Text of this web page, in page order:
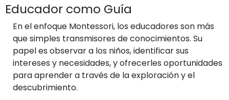
Educador como Guía
En el enfoque Montessori, los educadores son más
que simples transmisores de conocimientos. Su
papel es observar a los niños, identificar sus
intereses y necesidades, y ofrecerles oportunidades
para aprender a través de la exploración y el
descubrimiento.